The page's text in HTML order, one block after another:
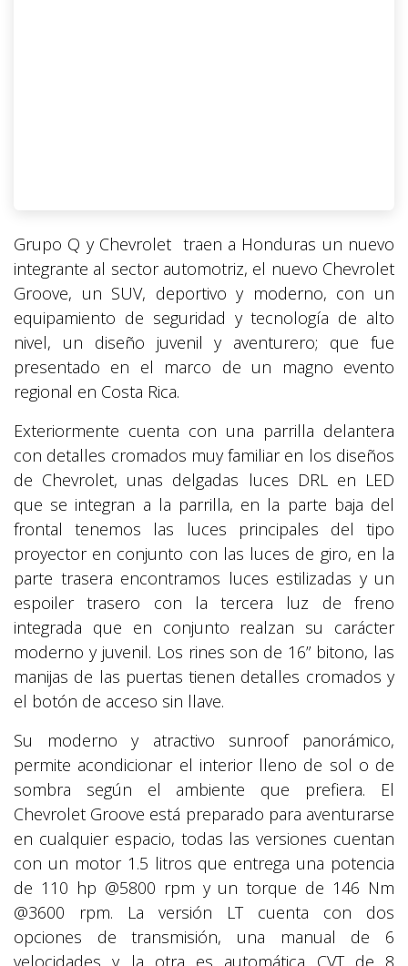
Grupo Q y Chevrolet traen a Honduras un nuevo
integrante al sector automotriz, el nuevo Chevrolet
Groove, un SUV, deportivo y moderno, con un
equipamiento de seguridad y tecnología de alto
nivel, un diseño juvenil y aventurero; que fue
presentado en el marco de un magno evento
regional en Costa Rica.
Exteriormente cuenta con una parrilla delantera
con detalles cromados muy familiar en los diseños
de Chevrolet, unas delgadas luces DRL en LED
que se integran a la parrilla, en la parte baja del
frontal tenemos las luces principales del tipo
proyector en conjunto con las luces de giro, en la
parte trasera encontramos luces estilizadas y un
espoiler trasero con la tercera luz de freno
integrada que en conjunto realzan su carácter
moderno y juvenil. Los rines son de 16” bitono, las
manijas de las puertas tienen detalles cromados y
el botón de acceso sin llave.
Su moderno y atractivo sunroof panorámico,
permite acondicionar el interior lleno de sol o de
sombra según el ambiente que prefiera. El
Chevrolet Groove está preparado para aventurarse
en cualquier espacio, todas las versiones cuentan
con un motor 1.5 litros que entrega una potencia
de 110 hp @5800 rpm y un torque de 146 Nm
@3600 rpm. La versión LT cuenta con dos
opciones de transmisión, una manual de 6